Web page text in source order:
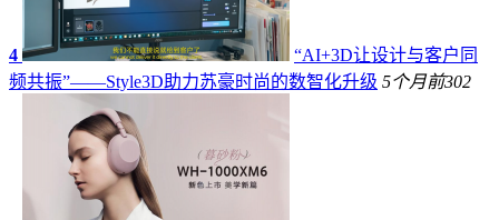
4
“AI+3D让设计与客户同
频共振”——Style3D助力苏豪时尚的数智化升级 5个月前302